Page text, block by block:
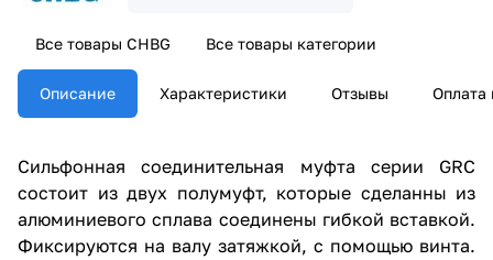
Все товары CHBG Все товары категории
Описание Характеристики Отзывы Оплата
Сильфонная соединительная муфта серии GRC
состоит из двух полумуфт, которые сделанны из
алюминиевого сплава соединены гибкой вставкой.
Фиксируются на валу затяжкой, с помощью винта.